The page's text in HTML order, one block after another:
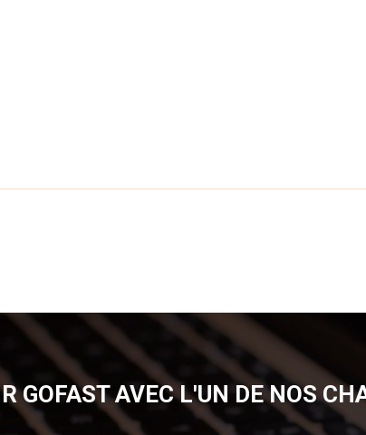
GOFAST AVEC L'UN DE NOS